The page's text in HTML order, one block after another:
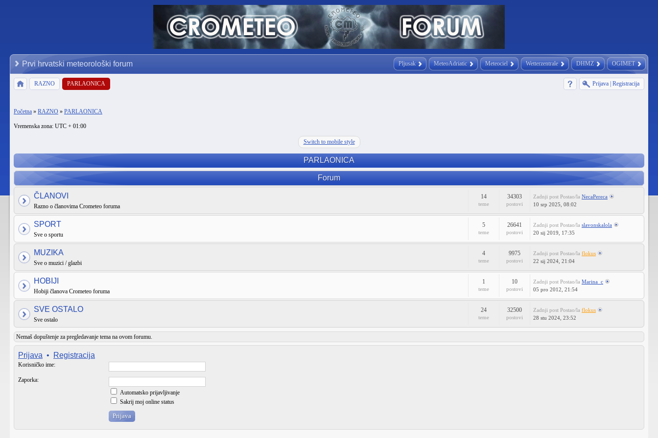
Pljusak MeteoAdriatic Meteociel Wetterzentrale DHMZ OGIMET
Prvi hrvatski meteorološki forum
RAZNO PARLAONICA Prijava Registracija
Početna » RAZNO » PARLAONICA
Vremenska zona: UTC + 01:00
Switch to mobile style
PARLAONICA
Forum
ČLANOVI
Razno o članovima Crometeo foruma
14
teme
34303
postovi
Zadnji post Postao/la NecaPereca
10 srp 2025, 08:02
SPORT
Sve o sportu
5
teme
26641
postovi
Zadnji post Postao/la slavonskalola
20 sij 2019, 17:35
MUZIKA
Sve o muzici / glazbi
4
teme
9975
postovi
Zadnji post Postao/la flokus
22 sij 2024, 21:04
HOBIJI
Hobiji članova Crometeo foruma
1
teme
10
postovi
Zadnji post Postao/la Marina_c
05 pro 2012, 21:54
SVE OSTALO
Sve ostalo
24
teme
32500
postovi
Zadnji post Postao/la flokus
28 stu 2024, 23:52
Nemaš dopuštenje za pregledavanje tema na ovom forumu.
Prijava • Registracija
Korisničko ime:
Zaporka:
Automatsko prijavljivanje
Sakrij moj online status